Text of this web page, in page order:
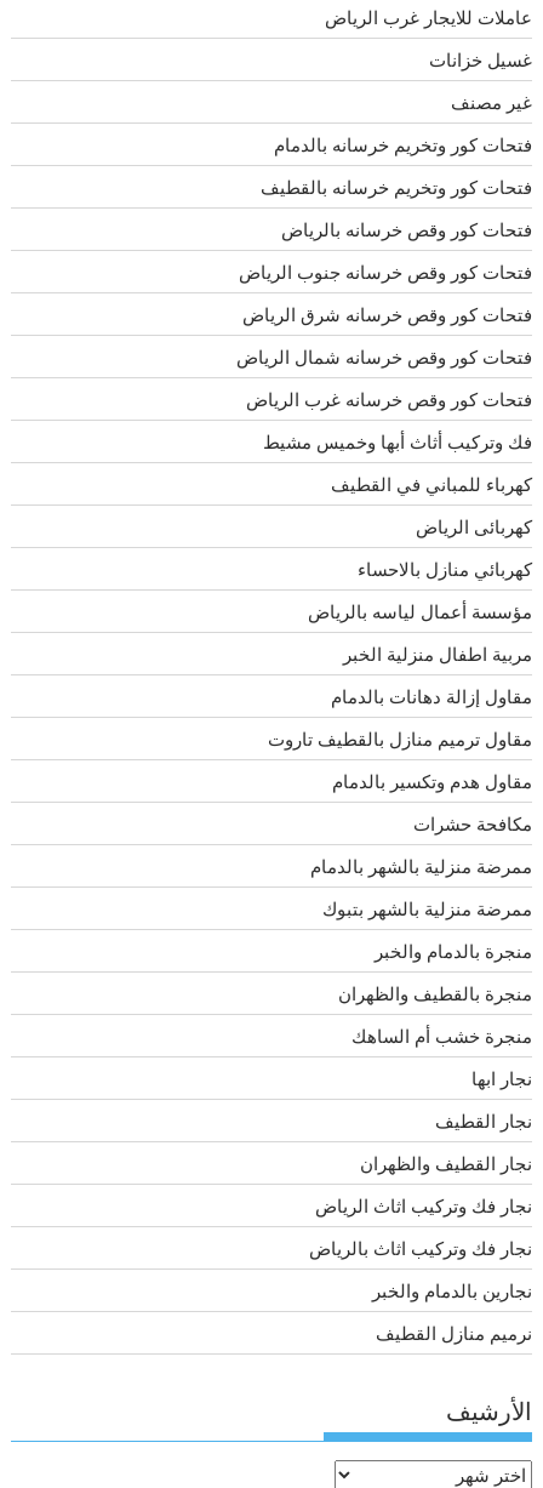
عاملات للايجار غرب الرياض
غسيل خزانات
غير مصنف
فتحات كور وتخريم خرسانه بالدمام
فتحات كور وتخريم خرسانه بالقطيف
فتحات كور وقص خرسانه بالرياض
فتحات كور وقص خرسانه جنوب الرياض
فتحات كور وقص خرسانه شرق الرياض
فتحات كور وقص خرسانه شمال الرياض
فتحات كور وقص خرسانه غرب الرياض
فك وتركيب أثاث أبها وخميس مشيط
كهرباء للمباني في القطيف
كهربائى الرياض
كهربائي منازل بالاحساء
مؤسسة أعمال لياسه بالرياض
مربية اطفال منزلية الخبر
مقاول إزالة دهانات بالدمام
مقاول ترميم منازل بالقطيف تاروت
مقاول هدم وتكسير بالدمام
مكافحة حشرات
ممرضة منزلية بالشهر بالدمام
ممرضة منزلية بالشهر بتبوك
منجرة بالدمام والخبر
منجرة بالقطيف والظهران
منجرة خشب أم الساهك
نجار ابها
نجار القطيف
نجار القطيف والظهران
نجار فك وتركيب اثاث الرياض
نجار فك وتركيب اثاث بالرياض
نجارين بالدمام والخبر
نرميم منازل القطيف
الأرشيف
الأرشيف